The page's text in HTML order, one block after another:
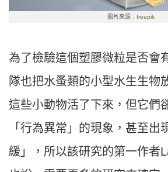
圖片來源： freepik
為了檢驗這個塑膠微粒是否會
隊也把水蚤類的小型水生生物
這些小動物活了下來，但它們
「行為異常」的現象，甚至出
緩」，所以該研究的第一作者